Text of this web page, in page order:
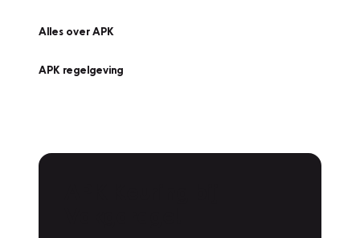
Alles over APK
APK regelgeving